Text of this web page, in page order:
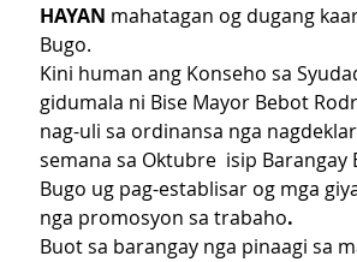
HAYAN mahatagan og dugang
Bugo.
Kini human ang Konseho sa
gidumala ni Bise Mayor Bebot
nag-uli sa ordinansa nga
semana sa Oktubre  isip
Bugo ug pag-establisar og mga
nga promosyon sa trabaho.
Buot sa barangay nga pinaagi sa